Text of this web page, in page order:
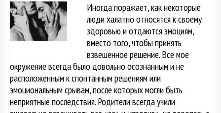
Иногда поражает, как некоторые
люди халатно относятся к своему
здоровью и отдаются эмоциям,
вместо того, чтобы принять
взвешенное решение. Все мое
окружение всегда было довольно осознанным и не
расположенным к спонтанным решениям или
эмоциональным срывам, после которых могли быть
неприятные последствия. Родители всегда учили